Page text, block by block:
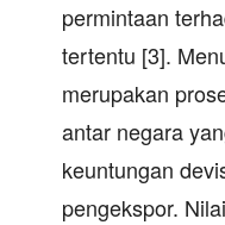
permintaan
tertentu [3].
merupakan
antar negara
keuntungan
pengekspor.